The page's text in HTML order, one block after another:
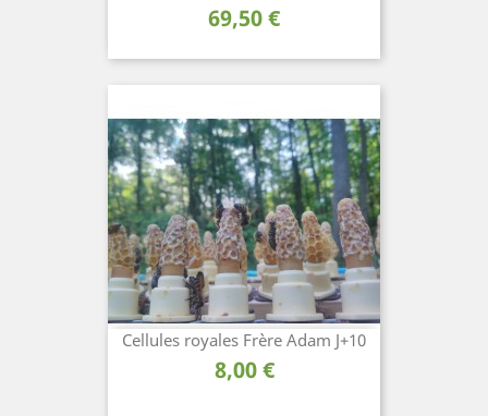
Prix
69,50 €
Cellules royales Frère Adam J+10
Prix
8,00 €